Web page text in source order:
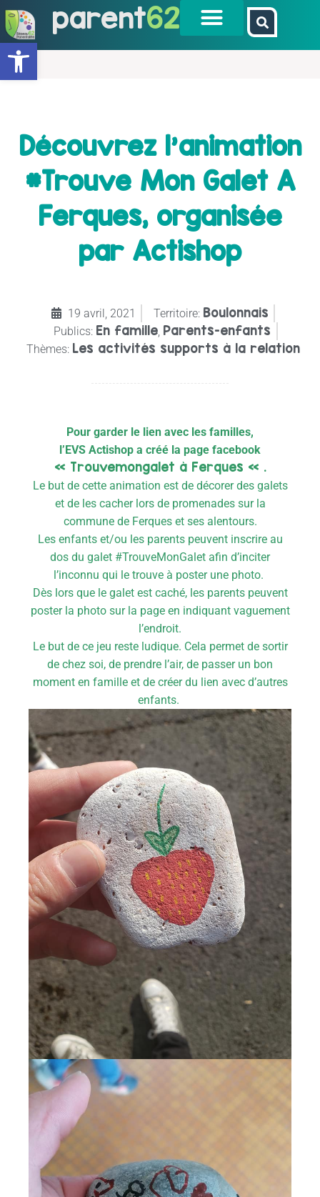
Ouvrir la barre d’outils
parent62
Découvrez l’animation
#Trouve Mon Galet A
Ferques, organisée
par Actishop
19 avril, 2021 Territoire: Boulonnais
Publics: En famille Parents-enfants
Thèmes: Les activités supports à la relation
Pour garder le lien avec les familles,
l’EVS Actishop a créé la page facebook
« Trouvemongalet à Ferques « .
Le but de cette animation est de décorer des galets
et de les cacher lors de promenades sur la
commune de Ferques et ses alentours.
Les enfants et/ou les parents peuvent inscrire au
dos du galet #TrouveMonGalet afin d’inciter
l’inconnu qui le trouve à poster une photo.
Dès lors que le galet est caché, les parents peuvent
poster la photo sur la page en indiquant vaguement
l’endroit.
Le but de ce jeu reste ludique. Cela permet de sortir
de chez soi, de prendre l’air, de passer un bon
moment en famille et de créer du lien avec d’autres
enfants.